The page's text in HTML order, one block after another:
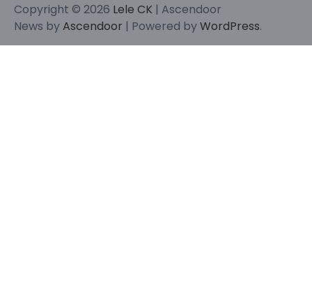
Copyright © 2026 Lele CK | Ascendoor
News byAscendoor | Powered byWordPress.